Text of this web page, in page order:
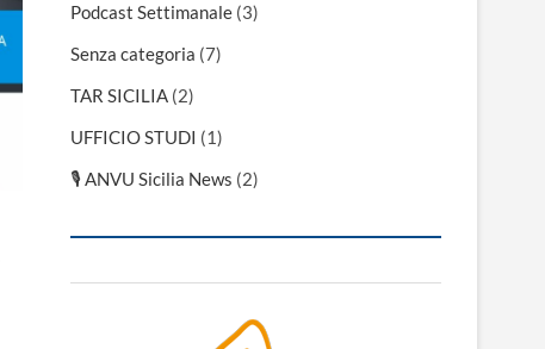
Podcast Settimanale (3)
Senza categoria (7)
TAR SICILIA (2)
UFFICIO STUDI (1)
🎙 ANVU Sicilia News (2)